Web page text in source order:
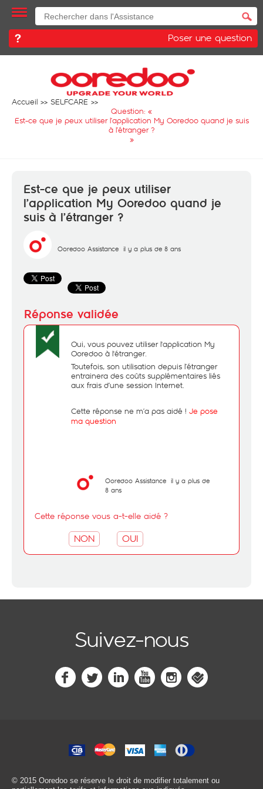
Poser une question
Accueil
SELFCARE
Question: «
Est-ce que je peux utiliser l’application My Ooredoo quand je suis
à l’étranger ?
»
Est-ce que je peux utiliser
l’application My Ooredoo quand je
suis à l’étranger ?
Ooredoo Assistance il y a plus de 8 ans
Oui, vous pouvez utiliser l'application My
Ooredoo à l'étranger.
Toutefois, son utilisation depuis l’étranger
entrainera des coûts supplémentaires liés
aux frais d’une session Internet.
Cette réponse ne m’a pas aidé ! Je pose
ma question
Ooredoo Assistance il y a plus de
8 ans
Cette réponse vous a-t-elle aidé ?
NON OUI
Suivez-nous
© 2015 Ooredoo se réserve le droit de modifier totalement ou